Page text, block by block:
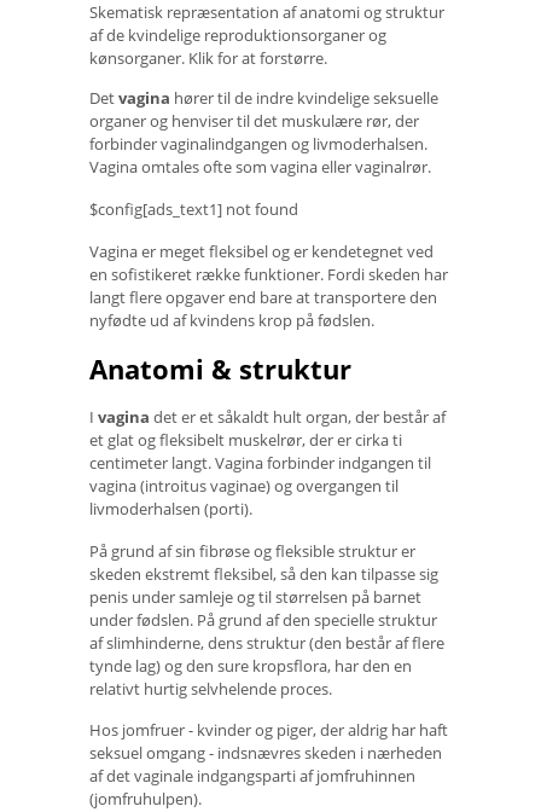
Skematisk repræsentation af anatomi og struktur
af de kvindelige reproduktionsorganer og
kønsorganer. Klik for at forstørre.
Detvagina hører til de indre kvindelige seksuelle
organer og henviser til det muskulære rør, der
forbinder vaginalindgangen og livmoderhalsen.
Vagina omtales ofte som vagina eller vaginalrør.
$config[ads_text1] not found
Vagina er meget fleksibel og er kendetegnet ved
en sofistikeret række funktioner. Fordi skeden har
langt flere opgaver end bare at transportere den
nyfødte ud af kvindens krop på fødslen.
Anatomi & struktur
I vagina det er et såkaldt hult organ, der består af
et glat og fleksibelt muskelrør, der er cirka ti
centimeter langt. Vagina forbinder indgangen til
vagina (introitus vaginae) og overgangen til
livmoderhalsen (porti).
På grund af sin fibrøse og fleksible struktur er
skeden ekstremt fleksibel, så den kan tilpasse sig
penis under samleje og til størrelsen på barnet
under fødslen. På grund af den specielle struktur
af slimhinderne, dens struktur (den består af flere
tynde lag) og den sure kropsflora, har den en
relativt hurtig selvhelende proces.
Hos jomfruer - kvinder og piger, der aldrig har haft
seksuel omgang - indsnævres skeden i nærheden
af ​​det vaginale indgangsparti af jomfruhinnen
(jomfruhulpen).